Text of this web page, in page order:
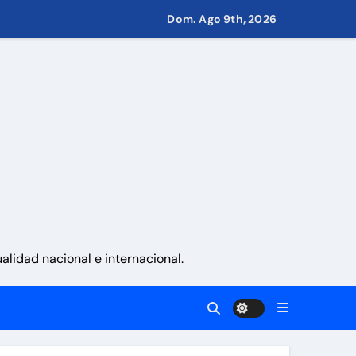
Dom. Ago 9th, 2026
nacional e internacional.